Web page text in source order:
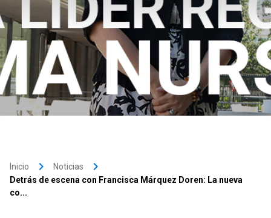
Inicio keyboard_arrow_right Noticias keyboard_arrow_right
Detrás de escena con Francisca Márquez Doren: La nueva
co...